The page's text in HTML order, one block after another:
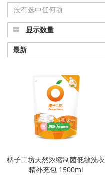
没有选中任何项
显示数量
最新
橘子工坊天然浓缩制菌低敏洗衣
精补充包 1500ml